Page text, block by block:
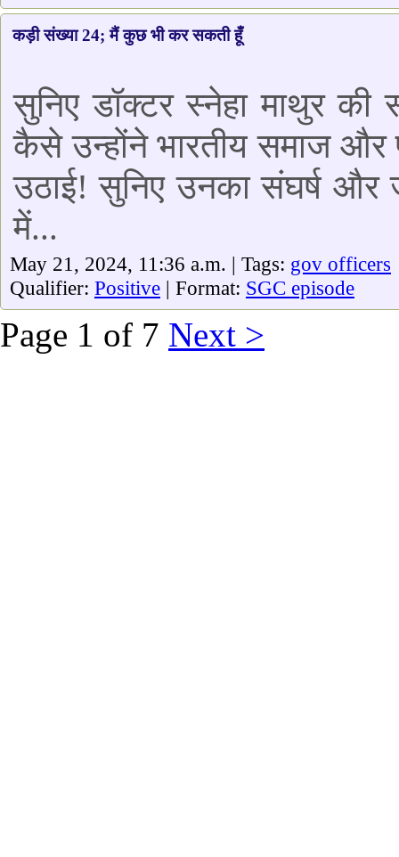
कड़ी संख्या 24; मैं कुछ भी कर सकती हूँ
सुनिए डॉक्टर स्नेहा माथुर
कैसे उन्होंने भारतीय समाज और
उठाई! सुनिए उनका संघर्ष और
में...
May 21, 2024, 11:36 a.m. | Tags: gov officers
Qualifier: Positive | Format: SGC episode
Page 1 of 7 Next >